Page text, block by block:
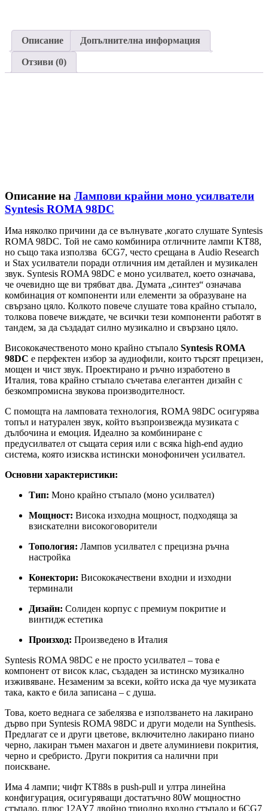
Syntesis
ROMA
Описание Допълнителна информация
Отзиви (0)
Описание на Лампови крайни моно усилватели
Syntesis ROMA 98DC
Има няколко причини да се вълнувате ,когато слушате Syntesis
ROMA 98DC. Той не само комбинира отличните лампи KT88,
но също така използва 6CG7, често срещана в Audio Research
и Stax усилватели поради отличния им детайлен и музикален
звук. Syntesis ROMA 98DC е моно усилвател, което означава,
че очевидно ще ви трябват два. Думата „синтез“ означава
комбинация от компоненти или елементи за образуване на
свързано цяло. Колкото повече слушате това крайно стъпало,
толкова повече виждате, че всички тези компоненти работят в
тандем, за да създадат силно музикално и свързано цяло.
Висококачественото моно крайно стъпало Syntesis ROMA
98DC е перфектен избор за аудиофили, които търсят прецизен,
мощен и чист звук. Проектирано и ръчно изработено в
Италия, това крайно стъпало съчетава елегантен дизайн с
безкомпромисна звукова производителност.
С помощта на ламповата технология, ROMA 98DC осигурява
топъл и натурален звук, който възпроизвежда музиката с
дълбочина и емоция. Идеално за комбиниране с
предусилвател от същата серия или с всяка high-end аудио
система, която изисква истински монофоничен усилвател.
Основни характеристики:
Тип: Моно крайно стъпало (моно усилвател)
Мощност: Висока изходна мощност, подходяща за
взискателни високоговорители
Топология: Лампов усилвател с прецизна ръчна
настройка
Конектори: Висококачествени входни и изходни
терминали
Дизайн: Солиден корпус с премиум покритие и
винтидж естетика
Произход: Произведено в Италия
Syntesis ROMA 98DC е не просто усилвател – това е
компонент от висок клас, създаден за истинско музикално
изживяване. Незаменим за всеки, който иска да чуе музиката
така, както е била записана – с душа.
Това, което веднага се забелязва е използването на лакирано
дърво при Syntesis ROMA 98DC и други модели на Synthesis.
Предлагат се и други цветове, включително лакирано пиано
черно, лакиран тъмен махагон и двете алуминиеви покрития,
черно и сребристо. Други покрития са налични при
поискване.
Има 4 лампи; чифт KT88s в push-pull и ултра линейна
конфигурация, осигуряващи достатъчно 80W мощностно
стъпало, плюс 12AY7 двойно триодно входно стъпало и 6CG7